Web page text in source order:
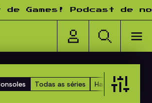
Games! Podcast de
Todas as séries Happy Hour dos